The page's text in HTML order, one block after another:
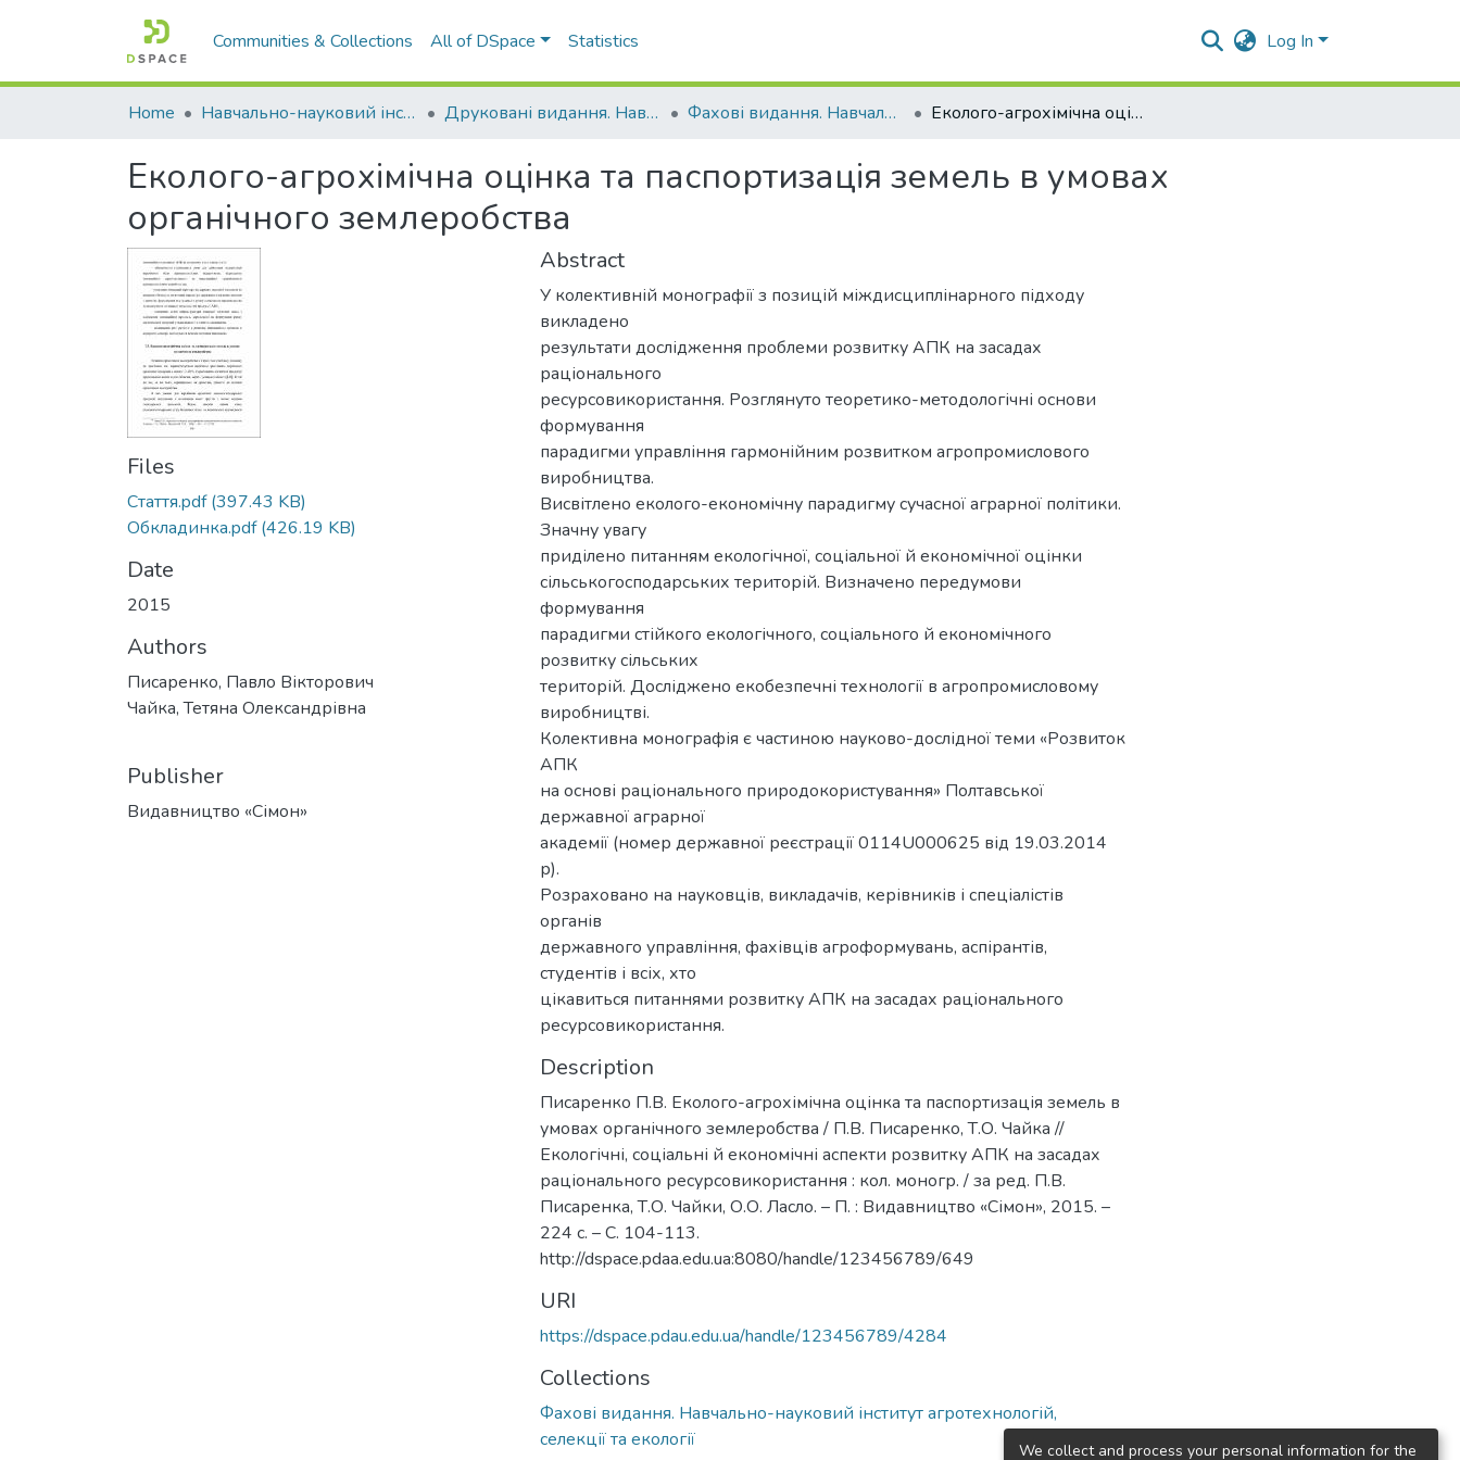
Communities & Collections All of DSpace Statistics Log In
Home Навчально-науковий інститут агротехнологій, селекції та екології Друковані видання. Навчально-науковий інститут агротехнологій, селекції та екології Фахові видання. Навчально-науковий інститут агротехнологій, селекції та екології Еколого-агрохімічна оцінка та паспортизація земель в умовах органічного землеробства
Еколого-агрохімічна оцінка та паспортизація земель в умовах
органічного землеробства
Files
Стаття.pdf(397.43 KB)
Обкладинка.pdf(426.19 KB)
Date
2015
Authors
Писаренко, Павло Вікторович
Чайка, Тетяна Олександрівна
Publisher
Видавництво «Сімон»
Abstract
У колективній монографії з позицій міждисциплінарного підходу
викладено
результати дослідження проблеми розвитку АПК на засадах
раціонального
ресурсовикористання. Розглянуто теоретико-методологічні основи
формування
парадигми управління гармонійним розвитком агропромислового
виробництва.
Висвітлено еколого-економічну парадигму сучасної аграрної політики.
Значну увагу
приділено питанням екологічної, соціальної й економічної оцінки
сільськогосподарських територій. Визначено передумови
формування
парадигми стійкого екологічного, соціального й економічного
розвитку сільських
територій. Досліджено екобезпечні технології в агропромисловому
виробництві.
Колективна монографія є частиною науково-дослідної теми «Розвиток
АПК
на основі раціонального природокористування» Полтавської
державної аграрної
академії (номер державної реєстрації 0114U000625 від 19.03.2014
р).
Розраховано на науковців, викладачів, керівників і спеціалістів
органів
державного управління, фахівців агроформувань, аспірантів,
студентів і всіх, хто
цікавиться питаннями розвитку АПК на засадах раціонального
ресурсовикористання.
Description
Писаренко П.В. Еколого-агрохімічна оцінка та паспортизація земель в
умовах органічного землеробства / П.В. Писаренко, Т.О. Чайка //
Екологічні, соціальні й економічні аспекти розвитку АПК на засадах
раціонального ресурсовикористання : кол. моногр. / за ред. П.В.
Писаренка, Т.О. Чайки, О.О. Ласло. – П. : Видавництво «Сімон», 2015. –
224 с. – С. 104-113.
http://dspace.pdaa.edu.ua:8080/handle/123456789/649
URI
https://dspace.pdau.edu.ua/handle/123456789/4284
Collections
Фахові видання. Навчально-науковий інститут агротехнологій,
селекції та екології
We collect and process your personal information for the